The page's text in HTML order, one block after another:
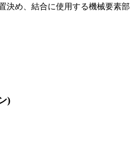
決め、結合に使用する機械要素部
)